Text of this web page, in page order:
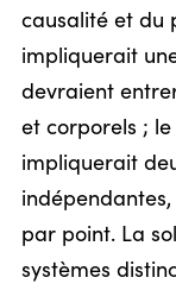
causalité et du
impliquerait
devraient
et corporels ;
impliquerait
par point. La
systèmes